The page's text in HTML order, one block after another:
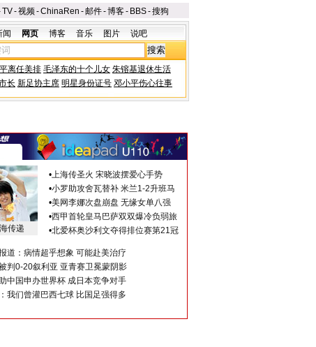
TV-视频-ChinaRen -邮件-博客- BBS-搜狗
闻 网页 博客 音乐 图片 说吧
离任美排 毛泽东的十个儿女 朱镕基退休生活
长 新足协主席 明星身份证号 邓小平伤心往事
传递
•上海传圣火 宋晓波摆爱心手势
•小罗助攻舍瓦替补 米兰1-2升班马
•美网李娜次盘崩盘 无缘女单八强
•西甲首轮皇马巴萨双双爆冷负弱旅
•北爱杯奥沙利文夺得排位赛第21冠
道：病情超乎想象 可能赴美治疗
判0-20叙利亚 亚青赛卫冕蒙阴影
中国申办世界杯 成日本竞争对手
我们曾灌巴西七球 比国足强得多